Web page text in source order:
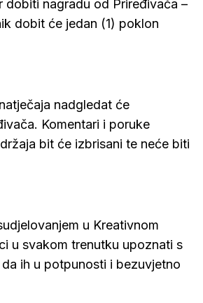
dobiti nagradu od Priređivača –
dobit će jedan (1) poklon
nadgledat će
Komentari i poruke
bit će izbrisani te neće biti
u Kreativnom
u svakom trenutku upoznati s
ih u potpunosti i bezuvjetno